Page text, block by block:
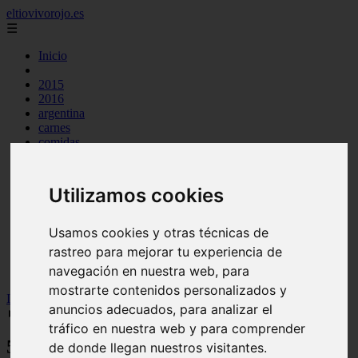
Utilizamos cookies
Usamos cookies y otras técnicas de
rastreo para mejorar tu experiencia de
navegación en nuestra web, para
mostrarte contenidos personalizados y
anuncios adecuados, para analizar el
tráfico en nuestra web y para comprender
de donde llegan nuestros visitantes.
eltiovivorojo.es
☰
Inicio
2015
2016
argentina
carnes
comidas
mariscos
otros
producto
reposteria
venezuela
verduras
Inicio
recetas > 5 Comidas típicas de Dominica + RECETAS
►► Paso a Paso
5 Comidas típicas de Dominica +